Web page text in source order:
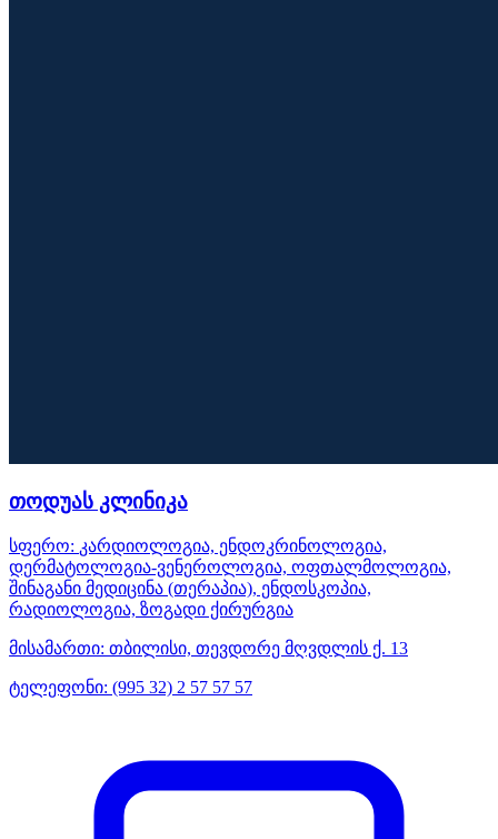
თოდუას კლინიკა
სფერო: კარდიოლოგია, ენდოკრინოლოგია,
დერმატოლოგია-ვენეროლოგია, ოფთალმოლოგია,
შინაგანი მედიცინა (თერაპია), ენდოსკოპია,
რადიოლოგია, ზოგადი ქირურგია
მისამართი: თბილისი, თევდორე მღვდლის ქ. 13
ტელეფონი: (995 32) 2 57 57 57